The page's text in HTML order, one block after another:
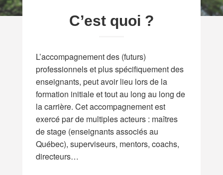
C’est quoi ?
L’accompagnement des (futurs)
professionnels et plus spécifiquement des
enseignants, peut avoir lieu lors de la
formation initiale et tout au long au long de
la carrière. Cet accompagnement est
exercé par de multiples acteurs : maîtres
de stage (enseignants associés au
Québec), superviseurs, mentors, coachs,
directeurs…